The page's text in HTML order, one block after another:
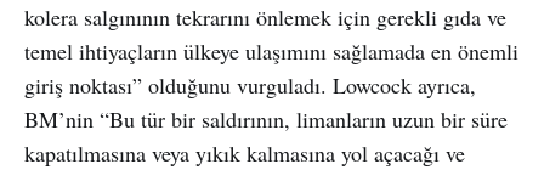
kolera salgınının tekrarını önlemek için gerekli gıda ve
temel ihtiyaçların ülkeye ulaşımını sağlamada en önemli
giriş noktası” olduğunu vurguladı. Lowcock ayrıca,
BM’nin “Bu tür bir saldırının, limanların uzun bir süre
kapatılmasına veya yıkık kalmasına yol açacağı ve